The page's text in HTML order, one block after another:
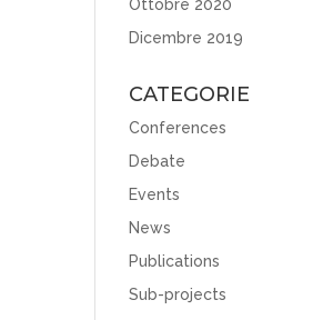
Ottobre 2020
Dicembre 2019
CATEGORIE
Conferences
Debate
Events
News
Publications
Sub-projects